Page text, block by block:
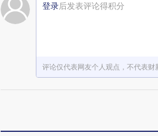
登录后发表评论得积分
评论仅代表网友个人观点，不代表财